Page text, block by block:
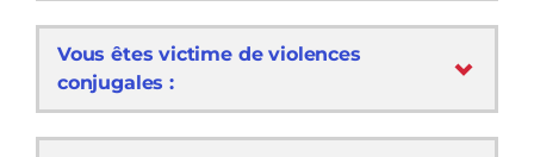
Vous êtes victime de violences
conjugales :